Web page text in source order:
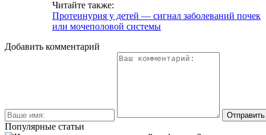
Читайте также:
Протеинурия у детей — сигнал заболеваний почек
или мочеполовой системы
Добавить комментарий
Популярные статьи